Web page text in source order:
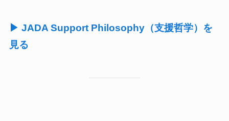
▶ JADA Support Philosophy（支援哲学）を
見る